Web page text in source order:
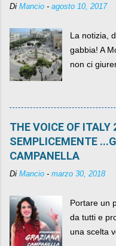
Di Mancio - agosto 10, 2017
La notizia,
gabbia! A
non ci
per un
più. C'era
THE VOICE OF ITALY
SEMPLICEMENTE
CAMPANELLA
Di Mancio - marzo 30, 2018
Portare un
da tutti e
una scelta